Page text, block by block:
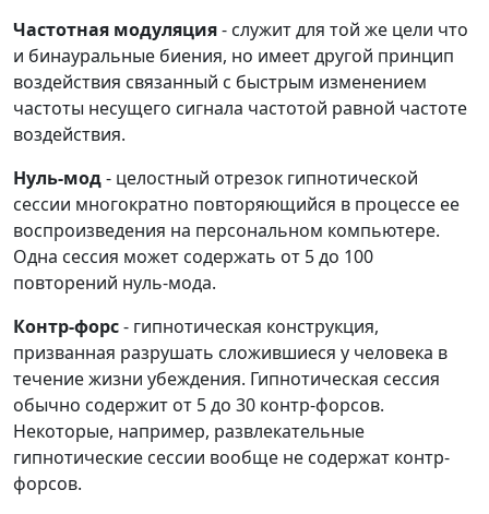
Частотная модуляция- служит для той же цели что
и бинауральные биения, но имеет другой принцип
воздействия связанный с быстрым изменением
частоты несущего сигнала частотой равной частоте
воздействия.
Нуль-мод- целостный отрезок гипнотической
сессии многократно повторяющийся в процессе ее
воспроизведения на персональном компьютере.
Одна сессия может содержать от 5 до 100
повторений нуль-мода.
Контр-форс- гипнотическая конструкция,
призванная разрушать сложившиеся у человека в
течение жизни убеждения. Гипнотическая сессия
обычно содержит от 5 до 30 контр-форсов.
Некоторые, например, развлекательные
гипнотические сессии вообще не содержат контр-
форсов.